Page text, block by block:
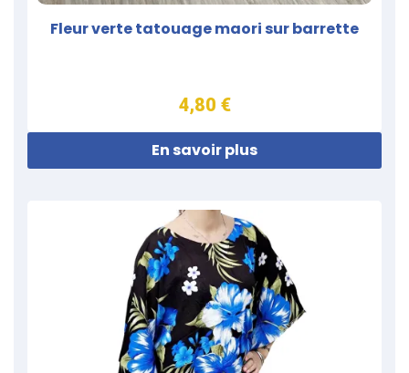
Fleur verte tatouage maori sur barrette
4,80 €
En savoir plus